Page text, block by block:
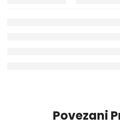
Povezani